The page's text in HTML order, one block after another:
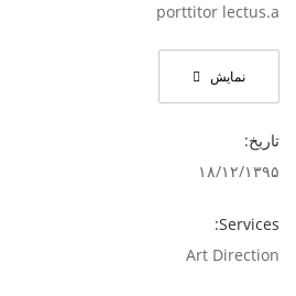
porttitor lectus.a
نمایش
تاریخ:
۱۸/۱۲/۱۳۹۵
Services:
Art Direction